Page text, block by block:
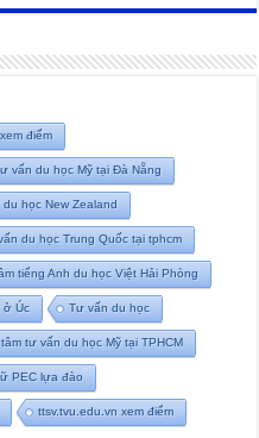
điểm
vấn du học Mỹ tại Đà Nẵng
du học New Zealand
du học Trung Quốc tại tphcm
tiếng Anh du học Việt Hải Phòng
ở Úc Tư vấn du học
tư vấn du học Mỹ tại TPHCM
PEC lựa đào
ttsv.tvu.edu.vn xem điểm